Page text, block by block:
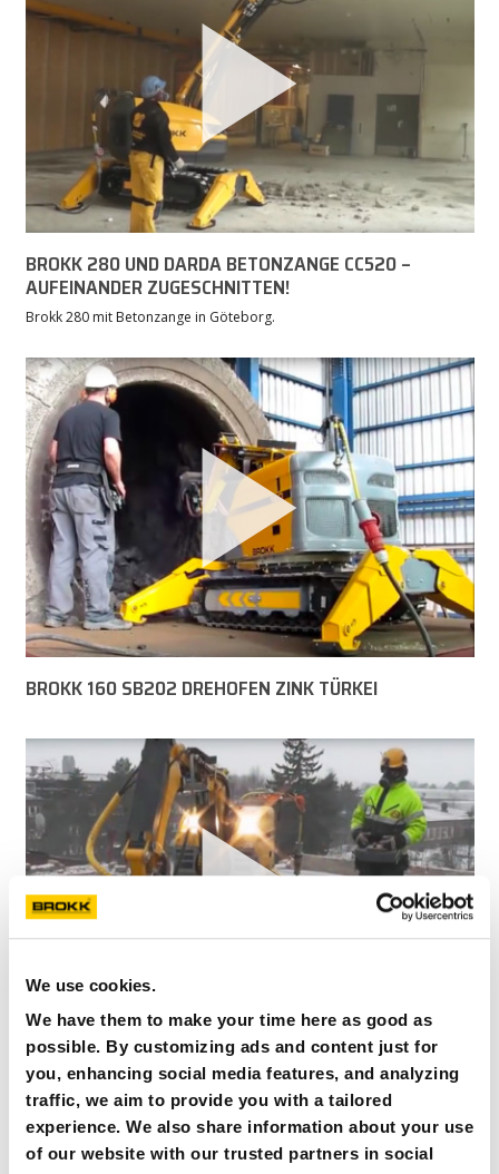
We use cookies.
We have them to make your time here as good as
possible. By customizing ads and content just for
you, enhancing social media features, and analyzing
traffic, we aim to provide you with a tailored
experience. We also share information about your use
of our website with our trusted partners in social
BROKK 280 UND DARDA BETONZANGE CC520 –
AUFEINANDER ZUGESCHNITTEN!
Brokk 280 mit Betonzange in Göteborg.
BROKK 160 SB202 DREHOFEN ZINK TÜRKEI
BROKK 160 MIT SB202 UND CC420, STOCKHOLM
SCHWEDEN